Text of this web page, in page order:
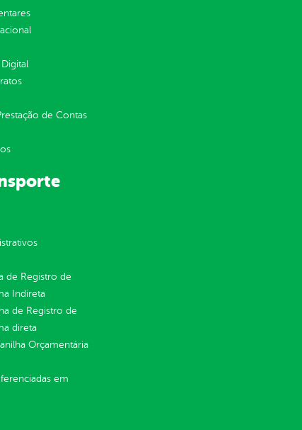
de Contas
de Registro de
Indireta
de Registro de
direta
Orçamentária
em